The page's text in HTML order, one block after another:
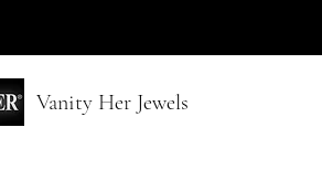
Vanity Her Jewels